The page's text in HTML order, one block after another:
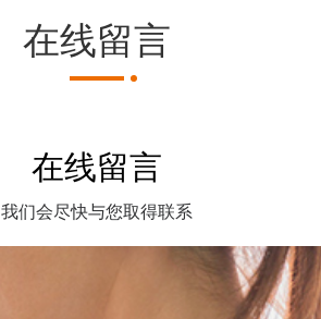
在线留言
在线留言
我们会尽快与您取得联系